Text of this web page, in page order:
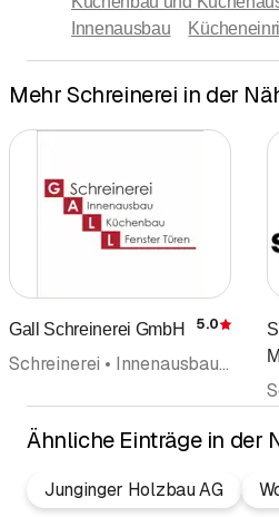
Innenausbau
Mehr Schreinerei in der
Gall Schreinerei GmbH 5.0
Schreinerei • Innenausbau • Küchenbau und Küchenausstellungen • Küchenbau • Türenbau • Fenster • Badezimmerrenovation • Bodenbeläge Wandbeläge
Ähnliche Einträge in der
Junginger Holzbau AG